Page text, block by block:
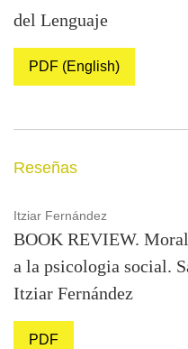
del Lenguaje
PDF (English)
Reseñas
Itziar Fernández
BOOK REVIEW.
a la psicologia social.
Itziar Fernández
PDF